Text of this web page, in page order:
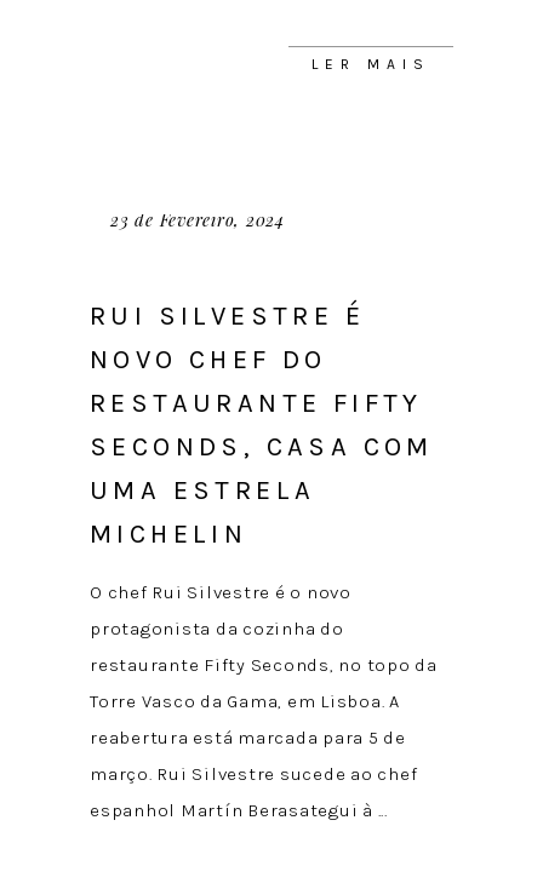
LER MAIS
23 de Fevereiro, 2024
RUI SILVESTRE É
NOVO CHEF DO
RESTAURANTE FIFTY
SECONDS, CASA COM
UMA ESTRELA
MICHELIN
O chef Rui Silvestre é o novo
protagonista da cozinha do
restaurante Fifty Seconds, no topo da
Torre Vasco da Gama, em Lisboa. A
reabertura está marcada para 5 de
março. Rui Silvestre sucede ao chef
espanhol Martín Berasategui à